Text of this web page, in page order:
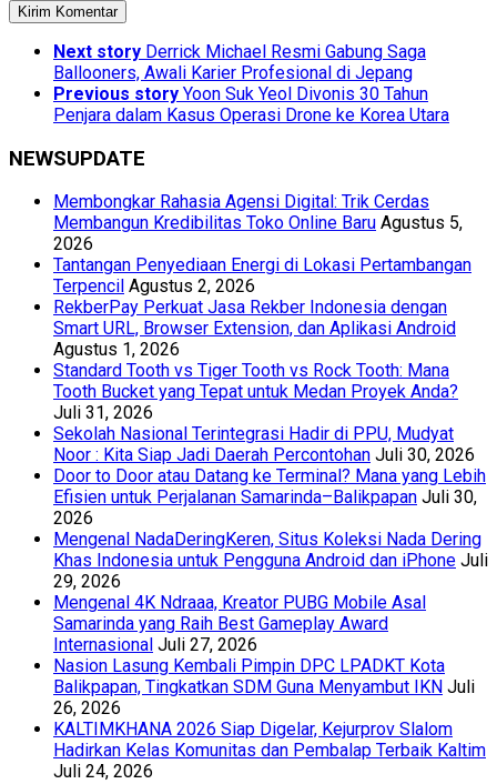
Next story Derrick Michael Resmi Gabung Saga
Ballooners, Awali Karier Profesional di Jepang
Previous story Yoon Suk Yeol Divonis 30 Tahun
Penjara dalam Kasus Operasi Drone ke Korea Utara
NEWSUPDATE
Membongkar Rahasia Agensi Digital: Trik Cerdas
Membangun Kredibilitas Toko Online Baru Agustus 5,
2026
Tantangan Penyediaan Energi di Lokasi Pertambangan
Terpencil Agustus 2, 2026
RekberPay Perkuat Jasa Rekber Indonesia dengan
Smart URL, Browser Extension, dan Aplikasi Android
Agustus 1, 2026
Standard Tooth vs Tiger Tooth vs Rock Tooth: Mana
Tooth Bucket yang Tepat untuk Medan Proyek Anda?
Juli 31, 2026
Sekolah Nasional Terintegrasi Hadir di PPU, Mudyat
Noor : Kita Siap Jadi Daerah Percontohan Juli 30, 2026
Door to Door atau Datang ke Terminal? Mana yang Lebih
Efisien untuk Perjalanan Samarinda–Balikpapan Juli 30,
2026
Mengenal NadaDeringKeren, Situs Koleksi Nada Dering
Khas Indonesia untuk Pengguna Android dan iPhone Juli
29, 2026
Mengenal 4K Ndraaa, Kreator PUBG Mobile Asal
Samarinda yang Raih Best Gameplay Award
Internasional Juli 27, 2026
Nasion Lasung Kembali Pimpin DPC LPADKT Kota
Balikpapan, Tingkatkan SDM Guna Menyambut IKN Juli
26, 2026
KALTIMKHANA 2026 Siap Digelar, Kejurprov Slalom
Hadirkan Kelas Komunitas dan Pembalap Terbaik Kaltim
Juli 24, 2026